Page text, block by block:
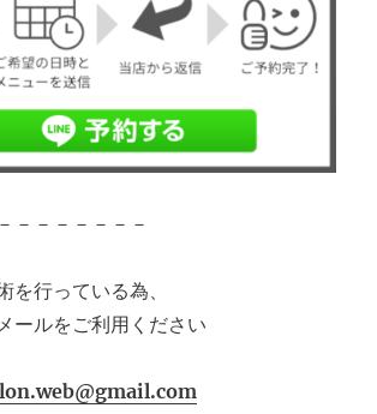
－－－－－－－
を行っている為、
ールをご利用ください